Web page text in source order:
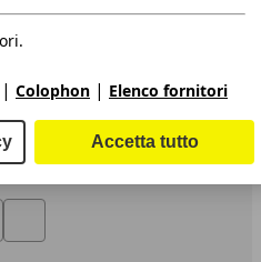
| Colophon | Elenco fornitori
Accetta tutto